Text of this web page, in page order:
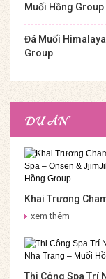
Muối Hồng Group
Đá Muối
Group
DỰ ÁN
Khai Trương
Riverside Spa –
Group
xem thêm
Thi Công Spa Trí